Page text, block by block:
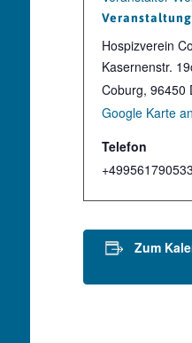
Hospizverein
Kasernenstr.
Coburg, 96450
Google Karte
Telefon
+499561790533
Zum